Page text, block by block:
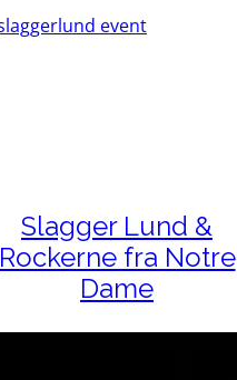
Slagger Lund &
Rockerne fra Notre
Dame